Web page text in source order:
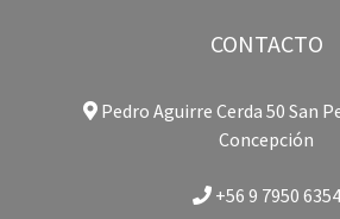
CONTACTO
Pedro Aguirre Cerda 50 San
Concepción
+56 9 7950 6354